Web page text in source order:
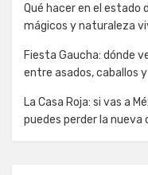
Qué hacer en el estado
mágicos y naturaleza
Fiesta Gaucha: dónde
entre asados, caballos
La Casa Roja: si vas a
puedes perder la nueva